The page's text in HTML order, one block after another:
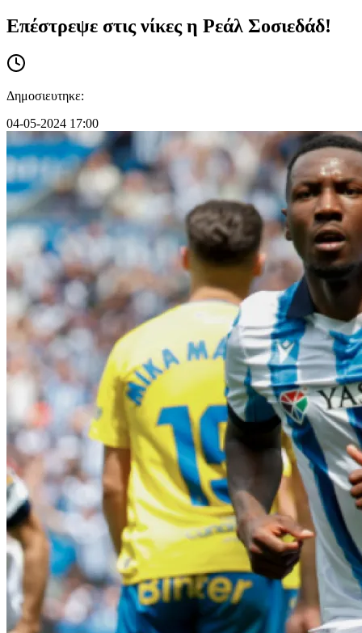
Επέστρεψε στις νίκες η Ρεάλ Σοσιεδάδ!
Δημοσιευτηκε:
04-05-2024 17:00